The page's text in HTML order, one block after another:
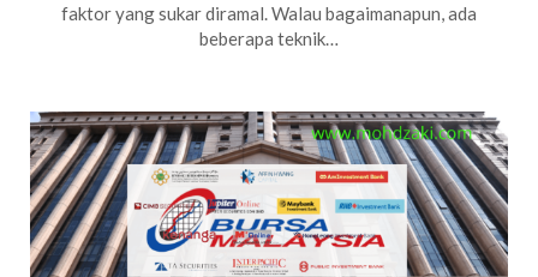
faktor yang sukar diramal. Walau bagaimanapun, ada
beberapa teknik…